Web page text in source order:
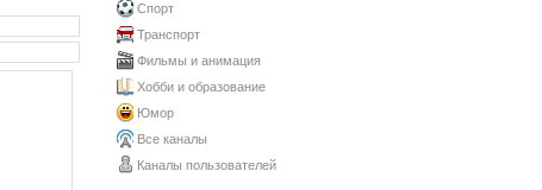
Спорт
Транспорт
Фильмы и анимация
Хобби и образование
Юмор
Все каналы
Каналы пользователей